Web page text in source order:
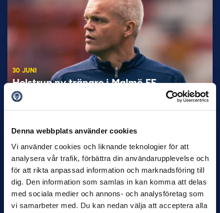
Denna webbplats använder cookies
Vi använder cookies och liknande teknologier för att
analysera vår trafik, förbättra din användarupplevelse och
för att rikta anpassad information och marknadsföring till
dig. Den information som samlas in kan komma att delas
med sociala medier och annons- och analysföretag som
vi samarbeter med. Du kan nedan välja att acceptera alla
30 JUNI
Helstrup ny tränare i Malmö FF
Inleder mot…
12 JUNI